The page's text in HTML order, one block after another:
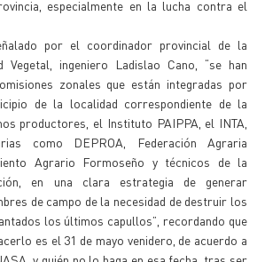
especialmente en la lucha contra el
por el coordinador provincial de la
Vegetal, ingeniero Ladislao Cano, “se han
zonales que están integradas por
de la localidad correspondiente de la
productores, el Instituto PAIPPA, el INTA,
como DEPROA, Federación Agraria
Agrario Formoseño y técnicos de la
en una clara estrategia de generar
de campo de la necesidad de destruir los
los últimos capullos”, recordando que
es el 31 de mayo venidero, de acuerdo a